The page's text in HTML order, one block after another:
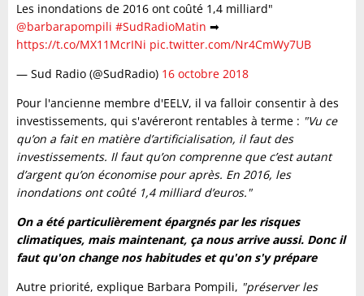
Les inondations de 2016 ont coûté 1,4 milliard"
@barbarapompili #SudRadioMatin ➡
https://t.co/MX11McrINi pic.twitter.com/Nr4CmWy7UB
— Sud Radio (@SudRadio) 16 octobre 2018
Pour l'ancienne membre d'EELV, il va falloir consentir à des
investissements, qui s'avéreront rentables à terme : "Vu ce
qu’on a fait en matière d’artificialisation, il faut des
investissements. Il faut qu’on comprenne que c’est autant
d’argent qu’on économise pour après. En 2016, les
inondations ont coûté 1,4 milliard d’euros."
On a été particulièrement épargnés par les risques
climatiques, mais maintenant, ça nous arrive aussi. Donc il
faut qu'on change nos habitudes et qu'on s'y prépare
Autre priorité, explique Barbara Pompili, "préserver les